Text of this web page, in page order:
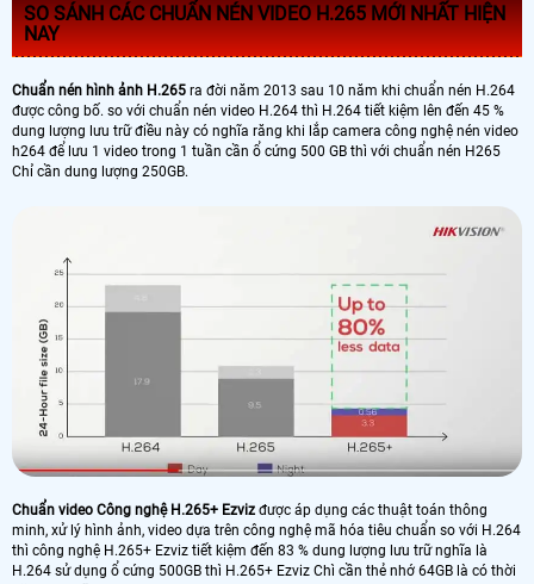
SO SÁNH CÁC CHUẨN NÉN VIDEO H.265 MỚI NHẤT HIỆN
NAY
Chuẩn nén hình ảnh H.265 ra đời năm 2013 sau 10 năm khi chuẩn nén H.264
được công bố. so với chuẩn nén video H.264 thì H.264 tiết kiệm lên đến 45 %
dung lượng lưu trữ điều này có nghĩa răng khi lắp camera công nghệ nén video
h264 để lưu 1 video trong 1 tuần cần ổ cứng 500 GB thì với chuẩn nén H265
Chỉ cần dung lượng 250GB.
Chuẩn video Công nghệ H.265+ Ezviz được áp dụng các thuật toán thông
minh, xử lý hình ảnh, video dựa trên công nghệ mã hóa tiêu chuẩn so với H.264
thì công nghệ H.265+ Ezviz tiết kiệm đến 83 % dung lượng lưu trữ nghĩa là
H.264 sử dụng ổ cứng 500GB thì H.265+ Ezviz Chì cần thẻ nhớ 64GB là có thời